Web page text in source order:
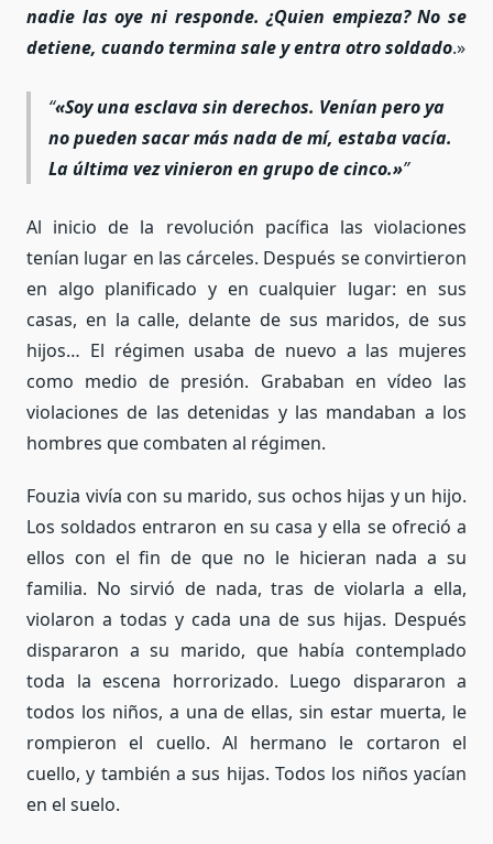
nadie las oye ni responde. ¿Quien empieza? No se
detiene, cuando termina sale y entra otro soldado.»
«Soy una esclava sin derechos. Venían pero ya
no pueden sacar más nada de mí, estaba vacía.
La última vez vinieron en grupo de cinco.»
Al inicio de la revolución pacífica las violaciones
tenían lugar en las cárceles. Después se convirtieron
en algo planificado y en cualquier lugar: en sus
casas, en la calle, delante de sus maridos, de sus
hijos… El régimen usaba de nuevo a las mujeres
como medio de presión. Grababan en vídeo las
violaciones de las detenidas y las mandaban a los
hombres que combaten al régimen.
Fouzia vivía con su marido, sus ochos hijas y un hijo.
Los soldados entraron en su casa y ella se ofreció a
ellos con el fin de que no le hicieran nada a su
familia. No sirvió de nada, tras de violarla a ella,
violaron a todas y cada una de sus hijas. Después
dispararon a su marido, que había contemplado
toda la escena horrorizado. Luego dispararon a
todos los niños, a una de ellas, sin estar muerta, le
rompieron el cuello. Al hermano le cortaron el
cuello, y también a sus hijas. Todos los niños yacían
en el suelo.